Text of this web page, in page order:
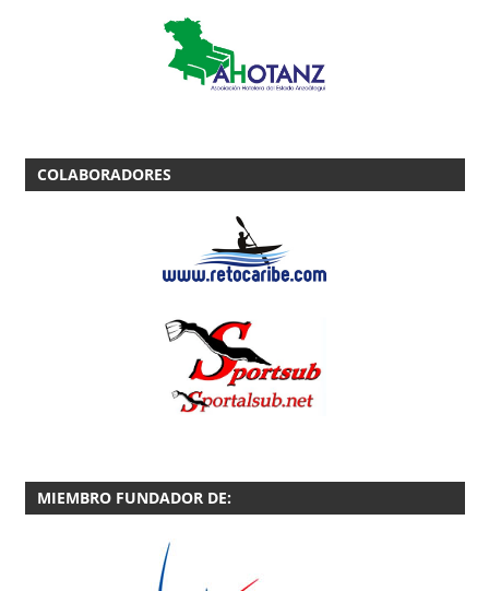
COLABORADORES
MIEMBRO FUNDADOR DE: